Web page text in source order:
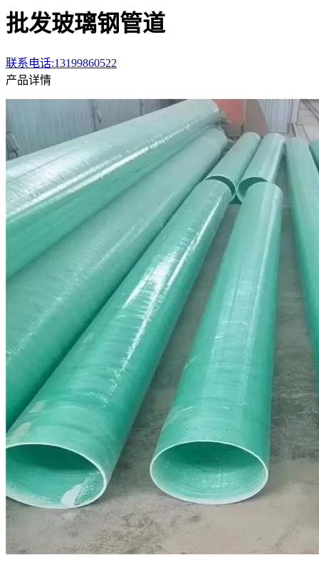
批发玻璃钢管道
联系电话:13199860522
产品详情